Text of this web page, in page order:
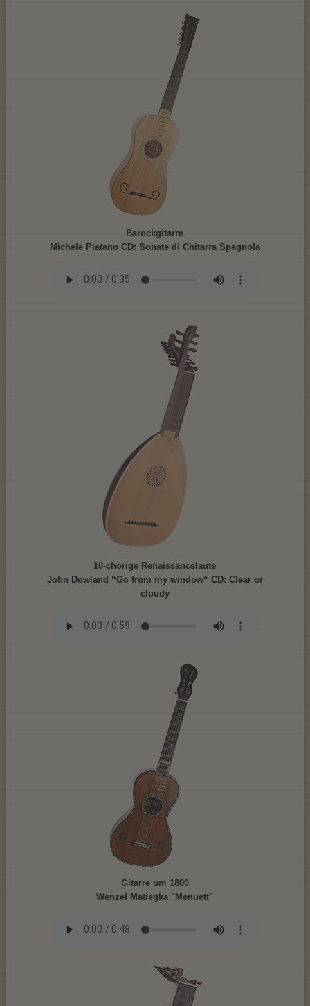
Barockgitarre
Michele Platano CD: Sonate di Chitarra Spagnola
10-chörige Renaissancelaute
John Dowland “Go from my window“ CD: Clear or
cloudy
Gitarre um 1800
Wenzel Matiegka "Menuett"